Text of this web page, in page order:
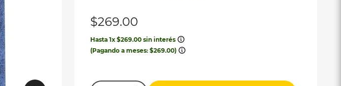
$269.00
Hasta1x$269.00 sin interés
(Pagando a meses:$269.00)